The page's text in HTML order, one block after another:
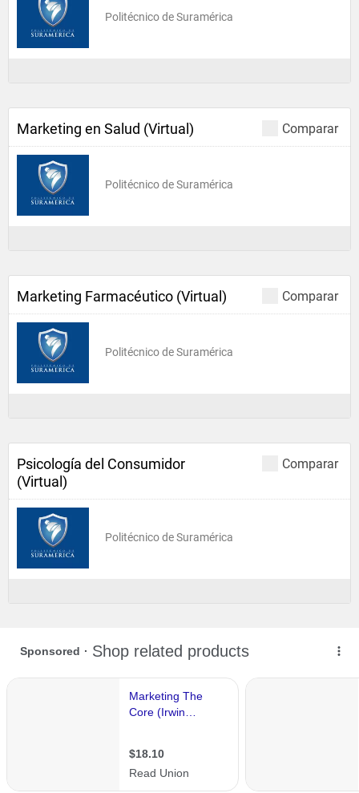
Politécnico de Suramérica
Comparar
Marketing en Salud (Virtual)
Politécnico de Suramérica
Comparar
Marketing Farmacéutico (Virtual)
Politécnico de Suramérica
Comparar
Psicología del Consumidor
(Virtual)
Politécnico de Suramérica